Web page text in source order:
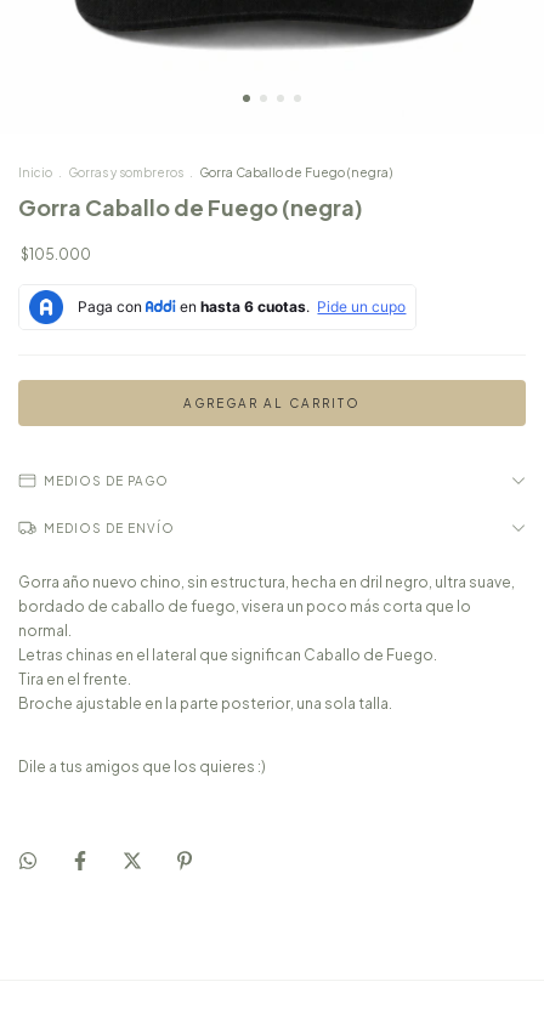
Inicio Gorras y sombreros Gorra Caballo de Fuego (negra)
Gorra Caballo de Fuego (negra)
$105.000
MEDIOS DE PAGO
MEDIOS DE ENVÍO
Gorra año nuevo chino, sin estructura, hecha en dril negro, ultra suave,
bordado de caballo de fuego, visera un poco más corta que lo
normal.
Letras chinas en el lateral que significan Caballo de Fuego.
Tira en el frente.
Broche ajustable en la parte posterior, una sola talla.
Dile a tus amigos que los quieres :)